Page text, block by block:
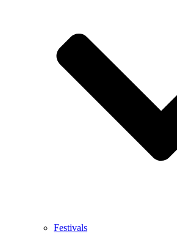
Festivals